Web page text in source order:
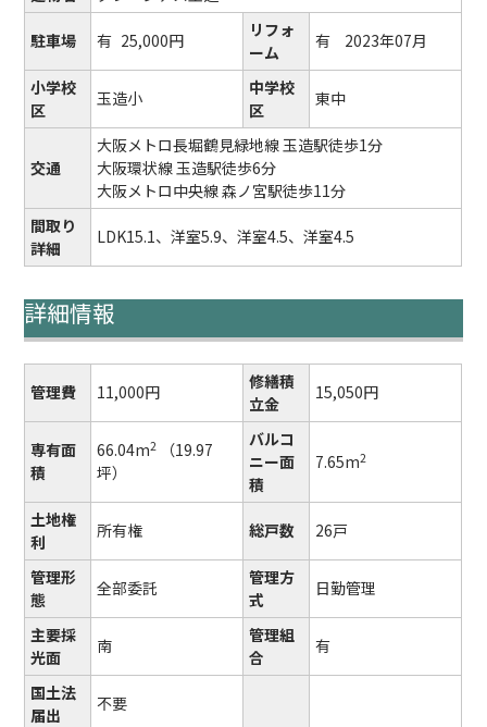
駐車場 有 25,000円
リフォ
ーム
有 2023年07月
小学校
区
玉造小
中学校
区
東中
交通
大阪メトロ長堀鶴見緑地線 玉造駅徒歩1分
大阪環状線 玉造駅徒歩6分
大阪メトロ中央線 森ノ宮駅徒歩11分
間取り
詳細
LDK15.1、洋室5.9、洋室4.5、洋室4.5
詳細情報
管理費 11,000円
修繕積
立金
15,050円
専有面
積
66.04m2
（19.97
坪）
バルコ
ニー面
積
7.65m2
土地権
利
所有権 総戸数 26戸
管理形
態
全部委託
管理方
式
日勤管理
主要採
光面
南
管理組
合
有
国土法
届出
不要